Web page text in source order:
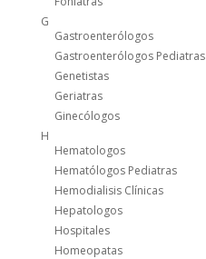
G
Gastroenterólogos
Gastroenterólogos Pediatras
Genetistas
Geriatras
Ginecólogos
H
Hematologos
Hematólogos Pediatras
Hemodialisis Clínicas
Hepatologos
Hospitales
Homeopatas